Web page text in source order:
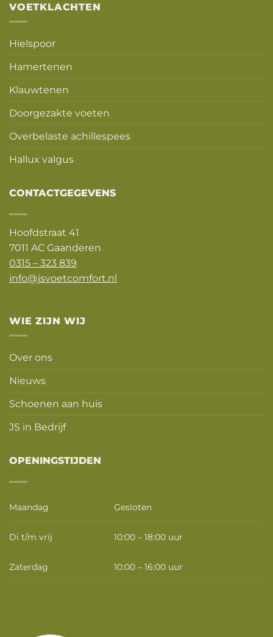
VOETKLACHTEN
Hielspoor
Hamertenen
Klauwtenen
Doorgezakte voeten
Overbelaste achillespees
Hallux valgus
CONTACTGEGEVENS
Hoofdstraat 41
7011 AC Gaanderen
0315 – 323 839
info@jsvoetcomfort.nl
WIE ZIJN WIJ
Over ons
Nieuws
Schoenen aan huis
JS in Bedrijf
OPENINGSTIJDEN
Maandag Gesloten
Di t/m vrij 10:00 – 18:00 uur
Zaterdag 10:00 – 16:00 uur